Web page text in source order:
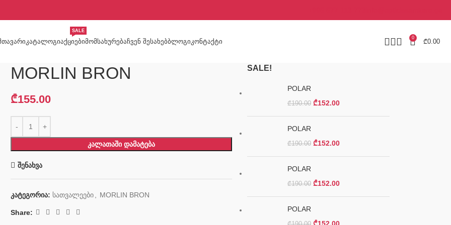
ᲙᲐᲢᲐᲚᲝᲒᲘᲐᲥᲪᲘᲔᲑᲘ
SALE
ᲛᲝᲛᲡᲐᲮᲣᲠᲔᲑᲐᲩᲕᲔᲜ ᲨᲔᲡᲐᲮᲔᲑᲑᲚᲝᲒᲘᲙᲝᲜᲢᲐᲥᲢᲘ
0
₾0.00
MORLIN BRON
₾155.00
ᲙᲐᲚᲐᲗᲐᲨᲘ ᲓᲐᲛᲐᲢᲔᲑᲐ
შენახვა
კატეგორია: სათვალეები MORLIN BRON
Share:
SALE!
POLAR
₾190.00 ₾152.00
POLAR
₾190.00 ₾152.00
POLAR
₾190.00 ₾152.00
POLAR